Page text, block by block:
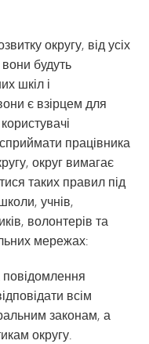
округу, від усіх
вони будуть
шкіл і
є взірцем для
працівника
округ вимагає
таких правил під
учнів,
волонтерів та
мережах:
повідомлення
всім
законам, а
округу.